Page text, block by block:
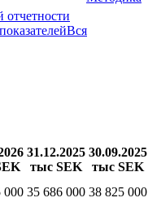
Вся
31.12.2025
тыс SEK
30.09.2025
тыс SEK
000 35 686 000 38 825 000